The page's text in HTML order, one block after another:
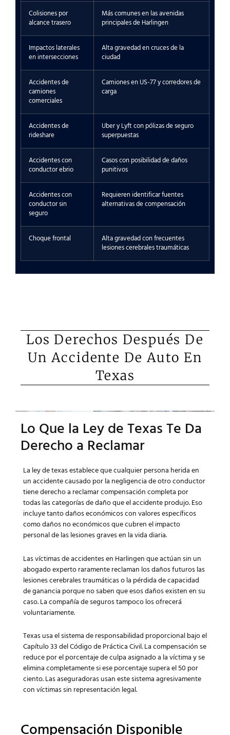
Colisiones por
alcance trasero
Más comunes en las avenidas
principales de Harlingen
Impactos laterales
en intersecciones
Alta gravedad en cruces de la
ciudad
Accidentes de
camiones
comerciales
Camiones en US-77 y corredores de
carga
Accidentes de
rideshare
Uber y Lyft con pólizas de seguro
superpuestas
Accidentes con
conductor ebrio
Casos con posibilidad de daños
punitivos
Accidentes con
conductor sin
seguro
Requieren identificar fuentes
alternativas de compensación
Choque frontal
Alta gravedad con frecuentes
lesiones cerebrales traumáticas
Los Derechos Después De
Un Accidente De Auto En
Texas
Lo Que la Ley de Texas Te Da
Derecho a Reclamar
La ley de texas establece que cualquier persona herida en
un accidente causado por la negligencia de otro conductor
tiene derecho a reclamar compensación completa por
todas las categorías de daño que el accidente produjo. Eso
incluye tanto daños económicos con valores específicos
como daños no económicos que cubren el impacto
personal de las lesiones graves en la vida diaria.
Las víctimas de accidentes en Harlingen que actúan sin un
abogado experto raramente reclaman los daños futuros las
lesiones cerebrales traumáticas o la pérdida de capacidad
de ganancia porque no saben que esos daños existen en su
caso. La compañía de seguros tampoco los ofrecerá
voluntariamente.
Texas usa el sistema de responsabilidad proporcional bajo el
Capítulo 33 del Código de Práctica Civil. La compensación se
reduce por el porcentaje de culpa asignado a la víctima y se
elimina completamente si ese porcentaje supera el 50 por
ciento. Las aseguradoras usan este sistema agresivamente
con víctimas sin representación legal.
Compensación Disponible